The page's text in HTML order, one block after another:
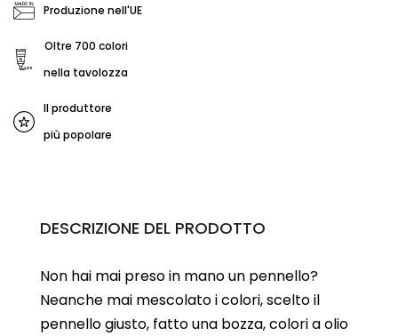
Produzione nell'UE
Oltre 700 colori
nella tavolozza
Il produttore
più popolare
DESCRIZIONE DEL PRODOTTO
Non hai mai preso in mano un pennello?
Neanche mai mescolato i colori, scelto il
pennello giusto, fatto una bozza, colori a olio